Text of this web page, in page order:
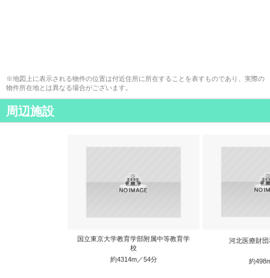
※地図上に表示される物件の位置は付近住所に所在することを表すものであり、実際の
物件所在地とは異なる場合がございます。
周辺施設
国立東京大学教育学部附属中等教育学
校
約4314m／54分
河北医療財
約